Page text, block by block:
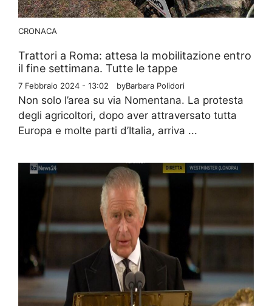
CRONACA
Trattori a Roma: attesa la mobilitazione entro
il fine settimana. Tutte le tappe
7 Febbraio 2024 - 13:02 byBarbara Polidori
Non solo l’area su via Nomentana. La protesta
degli agricoltori, dopo aver attraversato tutta
Europa e molte parti d’Italia, arriva ...